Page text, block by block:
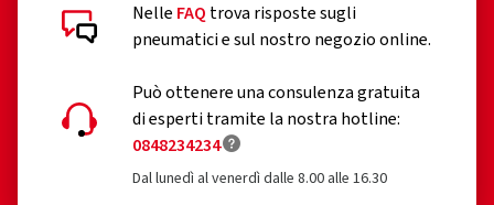
Nelle FAQ trova risposte sugli
pneumatici e sul nostro negozio online.
Può ottenere una consulenza gratuita
di esperti tramite la nostra hotline:
0848234234
Dal lunedì al venerdì dalle 8.00 alle 16.30